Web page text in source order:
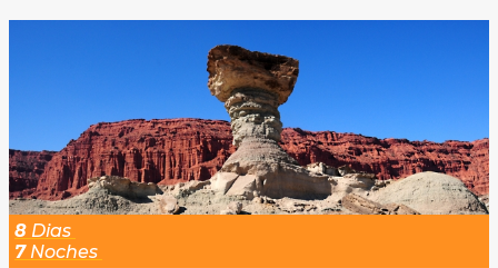
8 Dias
7Noches